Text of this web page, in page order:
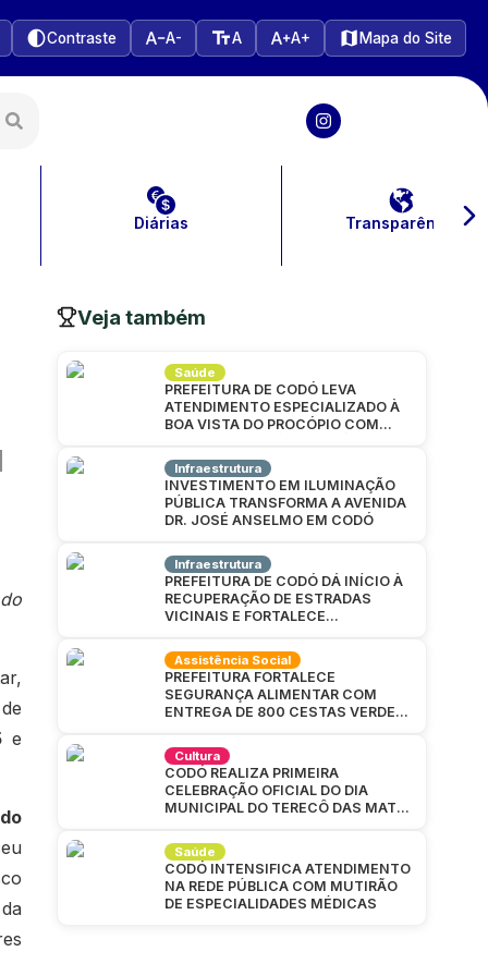
Contraste A- A A+ Mapa do Site
Diárias Transparência
e
Veja também
Saúde
PREFEITURA DE CODÓ LEVA
ATENDIMENTO ESPECIALIZADO À
BOA VISTA DO PROCÓPIO COM
Infraestrutura
INVESTIMENTO EM ILUMINAÇÃO
PÚBLICA TRANSFORMA A AVENIDA
DR. JOSÉ ANSELMO EM CODÓ
Infraestrutura
PREFEITURA DE CODÓ DÁ INÍCIO À
RECUPERAÇÃO DE ESTRADAS
VICINAIS E FORTALECE
Assistência Social
PREFEITURA FORTALECE
SEGURANÇA ALIMENTAR COM
ENTREGA DE 800 CESTAS VERDES
Cultura
CODÓ REALIZA PRIMEIRA
CELEBRAÇÃO OFICIAL DO DIA
MUNICIPAL DO TERECÔ DAS MATAS
Saúde
CODÓ INTENSIFICA ATENDIMENTO
NA REDE PÚBLICA COM MUTIRÃO
DE ESPECIALIDADES MÉDICAS